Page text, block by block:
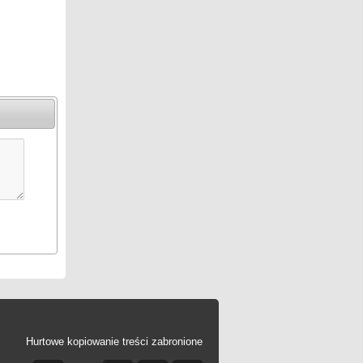
Hurtowe kopiowanie treści zabronione